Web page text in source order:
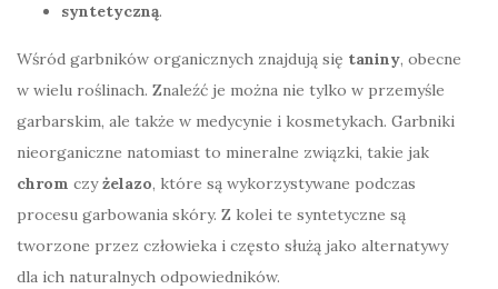
syntetyczną.
Wśród garbników organicznych znajdują się taniny, obecne
w wielu roślinach. Znaleźć je można nie tylko w przemyśle
garbarskim, ale także w medycynie i kosmetykach. Garbniki
nieorganiczne natomiast to mineralne związki, takie jak
chrom czyżelazo, które są wykorzystywane podczas
procesu garbowania skóry. Z kolei te syntetyczne są
tworzone przez człowieka i często służą jako alternatywy
dla ich naturalnych odpowiedników.